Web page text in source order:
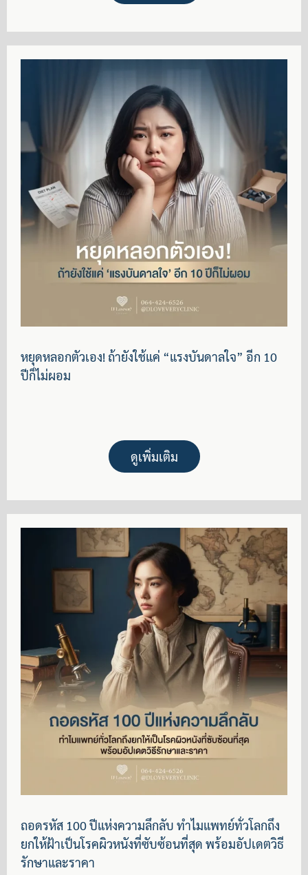
หยุดหลอกตัวเอง! ถ้ายังใช้แค่ “แรงบันดาลใจ” อีก 10
ปีก็ไม่ผอม
ดูเพิ่มเติม
ถอดรหัส 100 ปีแห่งความลึกลับ ทำไมแพทย์ทั่วโลกถึง
ยกให้ฝ้าเป็นโรคผิวหนังที่ซับซ้อนที่สุด พร้อมอัปเดตวิธี
รักษาและราคา